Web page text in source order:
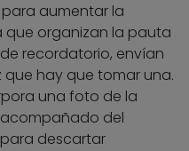
aumentar la
que organizan la pauta
recordatorio, envían
hay que tomar una.
una foto de la
del
descartar